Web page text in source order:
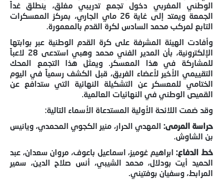
الوطني المغربي دخول تجمع تدريبي مغلق، ينطلق غداً
الجمعة ويمتد إلى غاية 26 ماي الجاري، بمركز المعسكرات
التابع لمركب محمد السادس لكرة القدم بالمعمورة.
وأفادت الهيئة المشرفة على كرة القدم الوطنية عبر بوابتها
الإلكترونية، بأن المدير الفني محمد وهبي استدعى 28 لاعباً
للمشاركة في هذا المعسكر. ويمثل هذا التجمع المحك
التقييمي الأخير لأعضاء الفريق، قبل الكشف رسمياً في اليوم
الختامي للمعسكر عن التشكيلة النهائية التي ستدافع عن
القميص الوطني في النهائيات العالمية.
وقد ضمت اللائحة الأولية المستدعاة الأسماء التالية:
حراسة المرمى: المهدي الحرار، منير الكجوي المحمدي، ويانيس
بن الشاوش.
خط الدفاع: ابراهيم غوميز، اسماعيل باعوف، مروان سعدان، عبد
الحميد أيت بودلال، محمد الشيبي، أنس صلاح الدين، سمير
المرابط، وسفيان بوفتيني.